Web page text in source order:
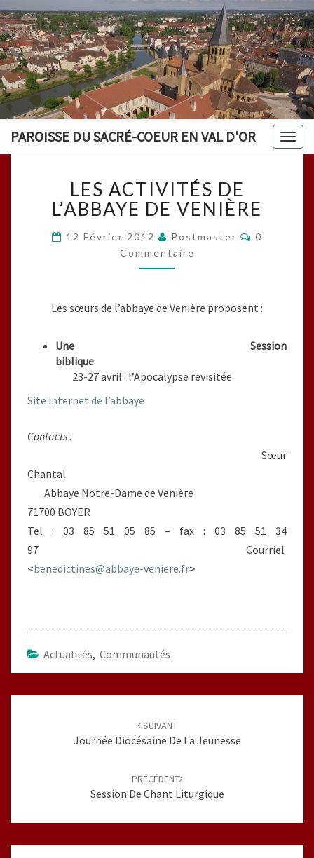
PAROISSE DU SACRÉ-COEUR EN VAL D'OR
ACTIVITÉS
DE
L’ABBAYE
DE
VENIÈRE
LES ACTIVITÉS DE
L’ABBAYE DE VENIÈRE
12 Février 2012 Postmaster
0
Commentaire
Les sœurs de l’abbaye de Venière proposent :
Une Session
biblique
23-27 avril : l’Apocalypse revisitée
Site internet de l’abbaye
Contacts :
Sœur
Chantal
Abbaye Notre-Dame de Venière
71700 BOYER
Tel : 03 85 51 05 85 – fax : 03 85 51 34
97 Courriel
<benedictines@abbaye-veniere.fr>
Actualités, Communautés
SUIVANT
Journée Diocésaine De La Jeunesse
PRÉCÉDENT
Session De Chant Liturgique